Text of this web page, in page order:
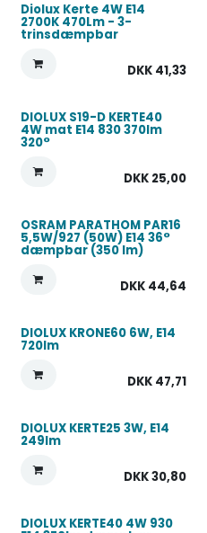
Diolux Kerte 4W E14
2700K 470Lm - 3-
trinsdæmpbar
DKK 41,33
DIOLUX S19-D KERTE40
4W mat E14 830 370lm
320°
DKK 25,00
OSRAM PARATHOM PAR16
5,5W/927 (50W) E14 36°
dæmpbar (350 lm)
DKK 44,64
DIOLUX KRONE60 6W, E14
720lm
DKK 47,71
DIOLUX KERTE25 3W, E14
249lm
DKK30,80
DIOLUX KERTE40 4W 930